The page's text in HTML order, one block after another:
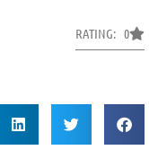
RATING: 0